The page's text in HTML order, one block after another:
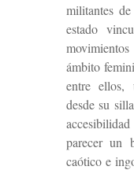
militantes
estado
ámbito
entre ellos,
desde su
parecer un
caótico e